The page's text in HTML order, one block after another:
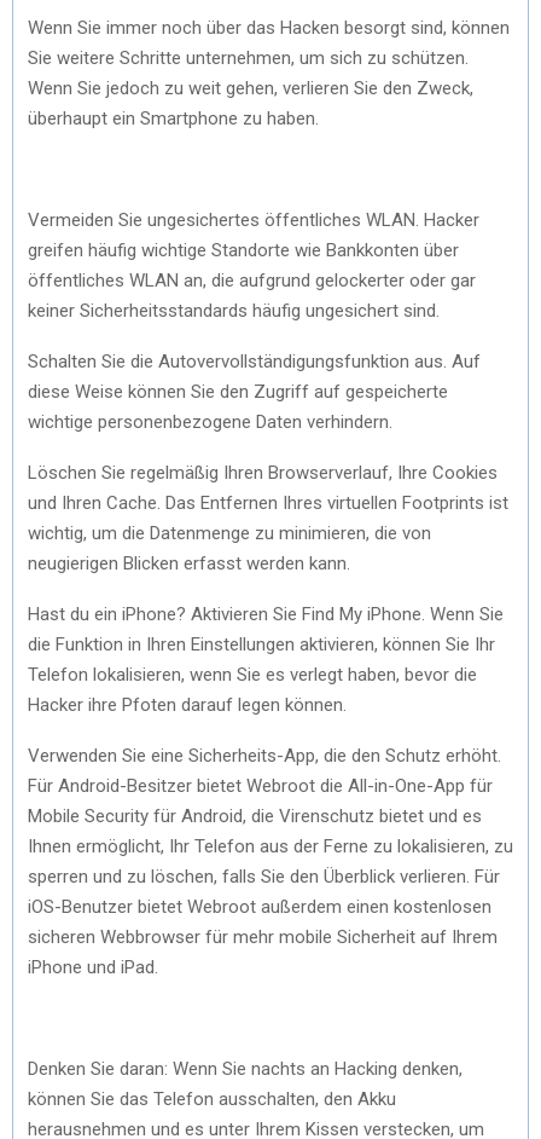
Wenn Sie immer noch über das Hacken besorgt sind, können
Sie weitere Schritte unternehmen, um sich zu schützen.
Wenn Sie jedoch zu weit gehen, verlieren Sie den Zweck,
überhaupt ein Smartphone zu haben.
Vermeiden Sie ungesichertes öffentliches WLAN. Hacker
greifen häufig wichtige Standorte wie Bankkonten über
öffentliches WLAN an, die aufgrund gelockerter oder gar
keiner Sicherheitsstandards häufig ungesichert sind.
Schalten Sie die Autovervollständigungsfunktion aus. Auf
diese Weise können Sie den Zugriff auf gespeicherte
wichtige personenbezogene Daten verhindern.
Löschen Sie regelmäßig Ihren Browserverlauf, Ihre Cookies
und Ihren Cache. Das Entfernen Ihres virtuellen Footprints ist
wichtig, um die Datenmenge zu minimieren, die von
neugierigen Blicken erfasst werden kann.
Hast du ein iPhone? Aktivieren Sie Find My iPhone. Wenn Sie
die Funktion in Ihren Einstellungen aktivieren, können Sie Ihr
Telefon lokalisieren, wenn Sie es verlegt haben, bevor die
Hacker ihre Pfoten darauf legen können.
Verwenden Sie eine Sicherheits-App, die den Schutz erhöht.
Für Android-Besitzer bietet Webroot die All-in-One-App für
Mobile Security für Android, die Virenschutz bietet und es
Ihnen ermöglicht, Ihr Telefon aus der Ferne zu lokalisieren, zu
sperren und zu löschen, falls Sie den Überblick verlieren. Für
iOS-Benutzer bietet Webroot außerdem einen kostenlosen
sicheren Webbrowser für mehr mobile Sicherheit auf Ihrem
iPhone und iPad.
Denken Sie daran: Wenn Sie nachts an Hacking denken,
können Sie das Telefon ausschalten, den Akku
herausnehmen und es unter Ihrem Kissen verstecken, um